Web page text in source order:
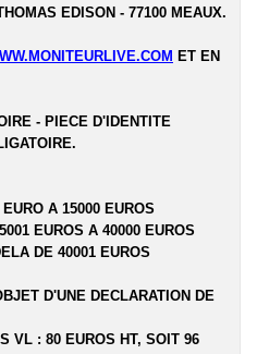
EDISON - 77100 MEAUX.
ET EN
- PIECE D'IDENTITE
A 15000 EUROS
EUROS A 40000 EUROS
DE 40001 EUROS
D'UNE DECLARATION DE
VL : 80 EUROS HT, SOIT 96